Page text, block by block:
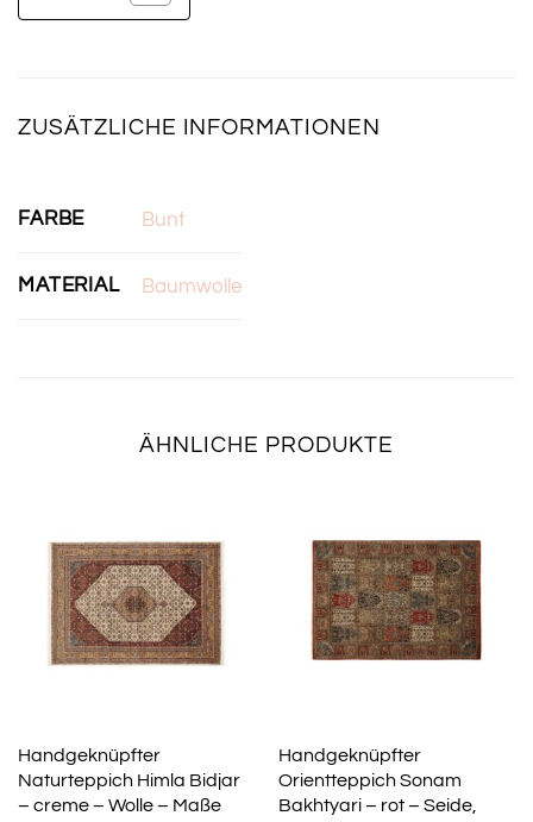
ZUSÄTZLICHE INFORMATIONEN
FARBE Bunt
MATERIAL Baumwolle
ÄHNLICHE PRODUKTE
Handgeknüpfter
Naturteppich Himla Bidjar
– creme – Wolle – Maße
Handgeknüpfter
Orientteppich Sonam
Bakhtyari – rot – Seide,